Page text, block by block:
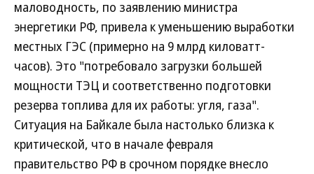
маловодность, по заявлению министра
энергетики РФ, привела к уменьшению выработки
местных ГЭС (примерно на 9 млрд киловатт-
часов). Это "потребовало загрузки большей
мощности ТЭЦ и соответственно подготовки
резерва топлива для их работы: угля, газа".
Ситуация на Байкале была настолько близка к
критической, что в начале февраля
правительство РФ в срочном порядке внесло